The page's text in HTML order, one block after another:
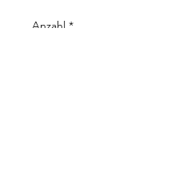
Anzahl *